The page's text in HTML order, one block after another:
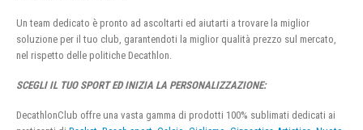
Un team dedicato è pronto ad ascoltarti ed aiutarti a trovare la miglior
soluzione per il tuo club, garantendoti la miglior qualità prezzo sul mercato,
nel rispetto delle politiche Decathlon.
SCEGLI IL TUO SPORT ED INIZIA LA PERSONALIZZAZIONE:
DecathlonClub offre una vasta gamma di prodotti 100% sublimati dedicati ai